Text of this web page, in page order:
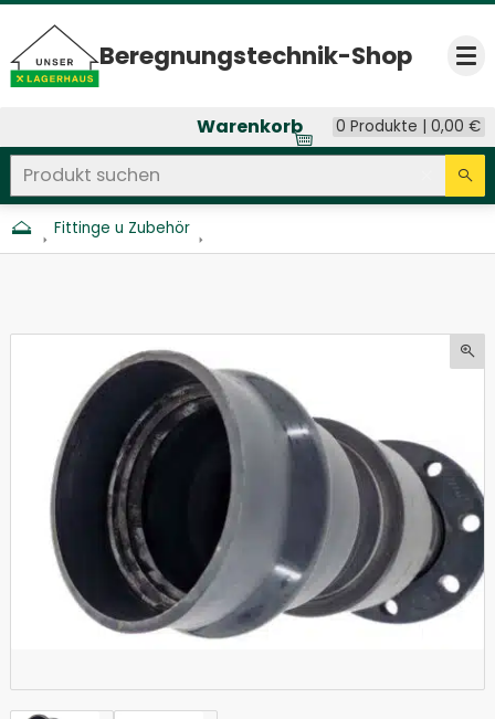
Beregnungs­technik-Shop
Warenkorb 0 Produkte |0,00€
Seitenweite Suche
Produkt suchen
Fittinge u Zubehör